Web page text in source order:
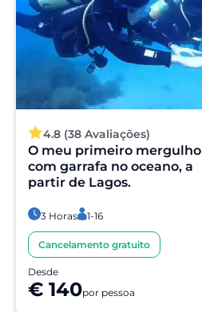
4.8 (38 Avaliações)
O meu primeiro mergulho
com garrafa no oceano, a
partir de Lagos.
3 Horas 1-16
Cancelamento gratuito
Desde
€ 140por pessoa